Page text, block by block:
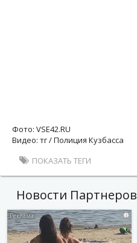
Фото: VSЕ42.RU
Видео: тг / Полиция Кузбасса
ПОКАЗАТЬ ТЕГИ
Новости Партнеров
i